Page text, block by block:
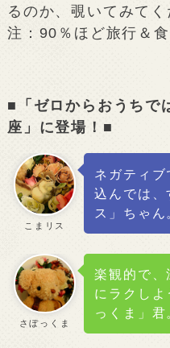
るのか、覗いてみて
注：90％ほど旅行＆
■「ゼロからおうちで
座」に登場！■
こまリス
ネガティブ
込んでは、
ス」ちゃん
さぼっくま
楽観的で、
にラクし
っくま」君